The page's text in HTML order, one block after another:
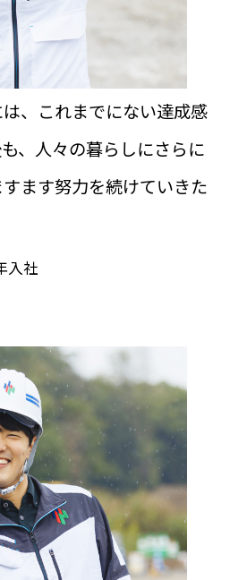
、これまでにない達成感
、人々の暮らしにさらに
ます努力を続けていきた
入社